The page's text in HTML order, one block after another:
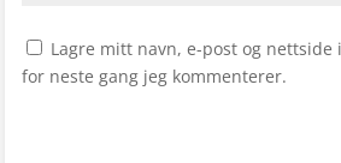
Lagre mitt navn, e-post og
for neste gang jeg kommenterer.